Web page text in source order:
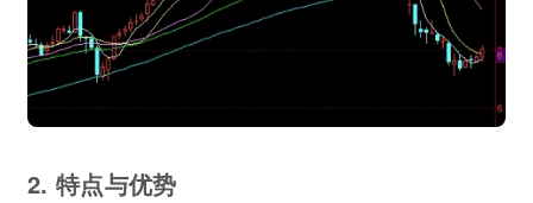
2. 特点与优势